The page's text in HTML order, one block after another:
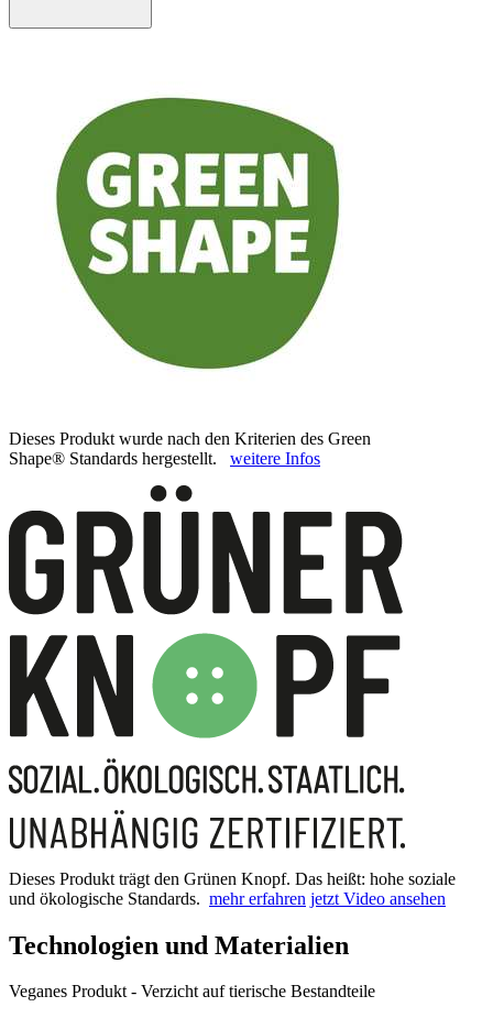
Dieses Produkt wurde nach den Kriterien des Green
Shape® Standards hergestellt. weitere Infos
Dieses Produkt trägt den Grünen Knopf. Das heißt: hohe soziale
und ökologische Standards. mehr erfahren jetzt Video ansehen
Technologien und Materialien
Veganes Produkt - Verzicht auf tierische Bestandteile